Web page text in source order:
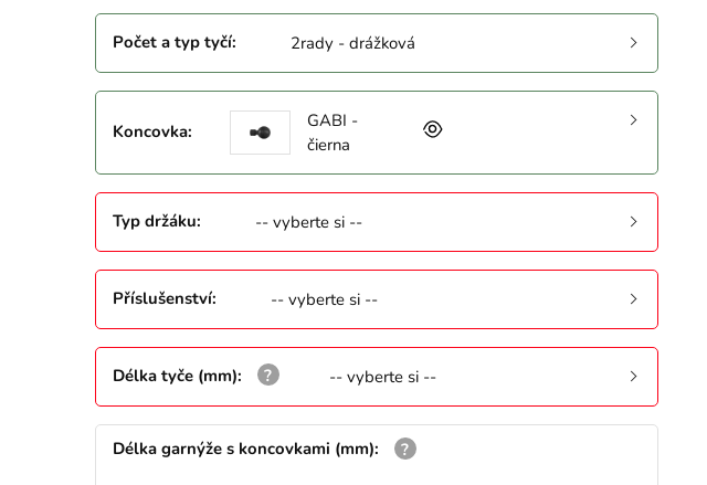
Počet a typ tyčí: 2rady - drážková
Koncovka:
GABI -
čierna
Typ držáku: -- vyberte si --
Příslušenství: -- vyberte si --
Délka tyče (mm): -- vyberte si --
Délka garnýže s koncovkami (mm):